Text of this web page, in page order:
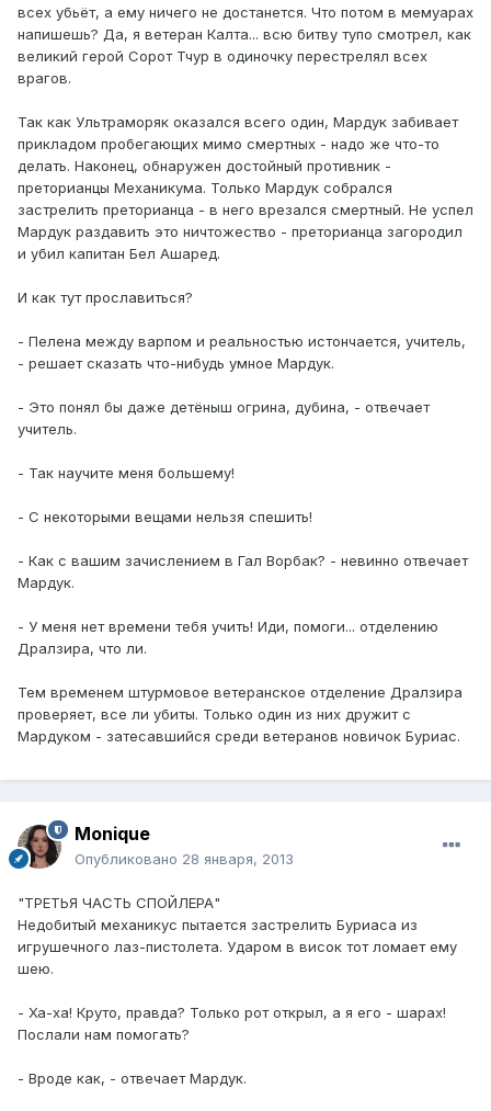
всех убьёт, а ему ничего не достанется. Что потом в мемуарах
напишешь? Да, я ветеран Калта... всю битву тупо смотрел, как
великий герой Сорот Тчур в одиночку перестрелял всех
врагов.
Так как Ультраморяк оказался всего один, Мардук забивает
прикладом пробегающих мимо смертных - надо же что-то
делать. Наконец, обнаружен достойный противник -
преторианцы Механикума. Только Мардук собрался
застрелить преторианца - в него врезался смертный. Не успел
Мардук раздавить это ничтожество - преторианца загородил
и убил капитан Бел Ашаред.
И как тут прославиться?
- Пелена между варпом и реальностью истончается, учитель,
- решает сказать что-нибудь умное Мардук.
- Это понял бы даже детёныш огрина, дубина, - отвечает
учитель.
- Так научите меня большему!
- С некоторыми вещами нельзя спешить!
- Как с вашим зачислением в Гал Ворбак? - невинно отвечает
Мардук.
- У меня нет времени тебя учить! Иди, помоги... отделению
Дралзира, что ли.
Тем временем штурмовое ветеранское отделение Дралзира
проверяет, все ли убиты. Только один из них дружит с
Мардуком - затесавшийся среди ветеранов новичок Буриас.
Monique
Опубликовано 28 января, 2013
"ТРЕТЬЯ ЧАСТЬ СПОЙЛЕРА"
Недобитый механикус пытается застрелить Буриаса из
игрушечного лаз-пистолета. Ударом в висок тот ломает ему
шею.
- Ха-ха! Круто, правда? Только рот открыл, а я его - шарах!
Послали нам помогать?
- Вроде как, - отвечает Мардук.